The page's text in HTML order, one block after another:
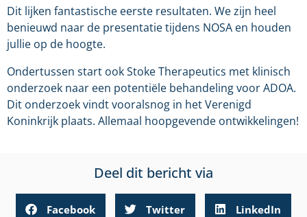
Dit lijken fantastische eerste resultaten. We zijn heel
benieuwd naar de presentatie tijdens NOSA en houden
jullie op de hoogte.
Ondertussen start ook Stoke Therapeutics met klinisch
onderzoek naar een potentiële behandeling voor ADOA.
Dit onderzoek vindt vooralsnog in het Verenigd
Koninkrijk plaats. Allemaal hoopgevende ontwikkelingen!
Deel dit bericht via
Facebook Twitter LinkedIn